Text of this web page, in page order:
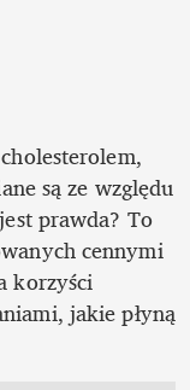
są ze względu
prawda? To
cennymi
korzyści
jakie płyną